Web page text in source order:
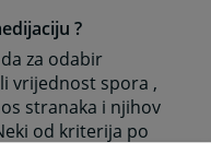
?
za odabir
vrijednost spora ,
stranaka i njihov
od kriterija po